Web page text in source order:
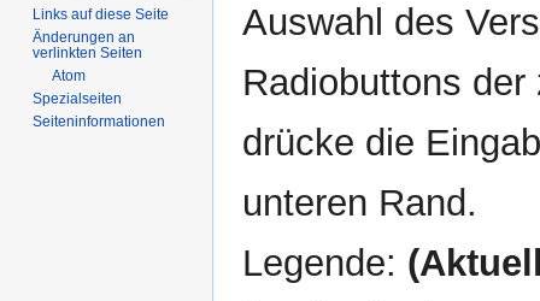
Auswahl des
Radiobuttons
drücke die
unteren Rand.
Legende:
Links auf diese Seite
Änderungen an
verlinkten Seiten
Atom
Spezialseiten
Seiten­­informationen